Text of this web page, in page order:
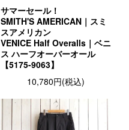
サマーセール！
SMITH'S AMERICAN｜スミ
スアメリカン
VENICE Half Overalls｜ベニ
ス ハーフオーバーオール
【5175-9063】
10,780円(税込)